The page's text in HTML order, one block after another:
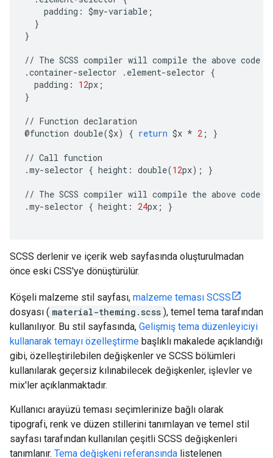
padding : $my-variable ;
}
}
// The SCSS compiler will compile the above code
.container-selector . element-selector {
padding : 12px ;
}
// Function declaration
@function double($x) { return $x * 2 ; }
// Call function
.my-selector { height : double(12px); }
// The SCSS compiler will compile the above code
.my-selector { height : 24px ; }
SCSS derlenir ve içerik web sayfasında oluşturulmadan
önce eski CSS'ye dönüştürülür.
Köşeli malzeme stil sayfası, malzeme teması SCSS
dosyası ( material-theming.scss ), temel tema tarafından
kullanılıyor. Bu stil sayfasında, Gelişmiş tema düzenleyiciyi
kullanarak temayı özelleştirme başlıklı makalede açıklandığı
gibi, özelleştirilebilen değişkenler ve SCSS bölümleri
kullanılarak geçersiz kılınabilecek değişkenler, işlevler ve
mix'ler açıklanmaktadır.
Kullanıcı arayüzü teması seçimlerinize bağlı olarak
tipografi, renk ve düzen stillerini tanımlayan ve temel stil
sayfası tarafından kullanılan çeşitli SCSS değişkenleri
tanımlanır. Tema değişkeni referansında listelenen